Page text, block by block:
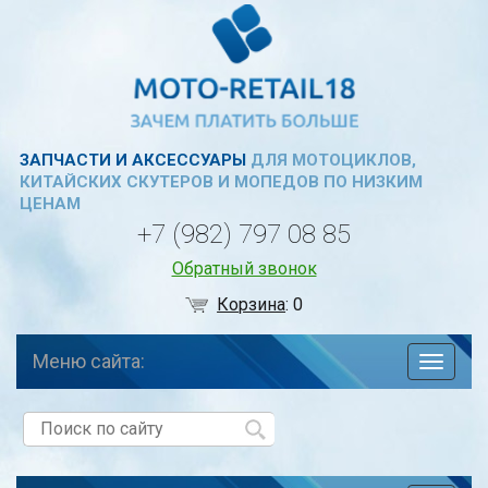
ЗАПЧАСТИ И АКСЕССУАРЫДЛЯ МОТОЦИКЛОВ,
КИТАЙСКИХ СКУТЕРОВ И МОПЕДОВ ПО НИЗКИМ
ЦЕНАМ
+7 (982) 797 08 85
Обратный звонок
Корзина:0
по
Меню сайта: